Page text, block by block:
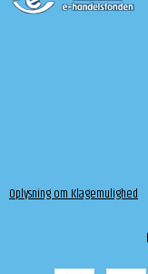
Oplysning om Klagemulighed